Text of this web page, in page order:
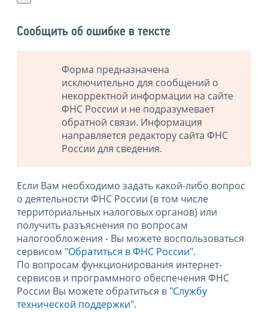
Сообщить об ошибке в тексте
Форма предназначена
исключительно для сообщений о
некорректной информации на сайте
ФНС России и не подразумевает
обратной связи. Информация
направляется редактору сайта ФНС
России для сведения.
Если Вам необходимо задать какой-либо вопрос
о деятельности ФНС России (в том числе
территориальных налоговых органов) или
получить разъяснения по вопросам
налогообложения - Вы можете воспользоваться
сервисом "Обратиться в ФНС России".
По вопросам функционирования интернет-
сервисов и программного обеспечения ФНС
России Вы можете обратиться в "Службу
технической поддержки".